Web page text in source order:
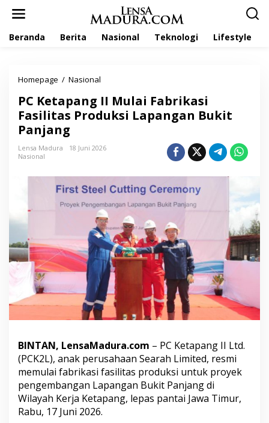
Beranda Berita Nasional Teknologi Lifestyle
Homepage / Nasional
e
t
p
g
I
M
u
l
a
i
F
a
r
i
k
i
F
a
s
l
i
PC Ketapang II Mulai Fabrikasi
Fasilitas Produksi Lapangan Bukit
Panjang
Lensa Madura
18 Juni 2026
Nasional
BINTAN, LensaMadura.com – PC Ketapang II Ltd.
(PCK2L), anak perusahaan Searah Limited, resmi
memulai fabrikasi fasilitas produksi untuk proyek
pengembangan Lapangan Bukit Panjang di
Wilayah Kerja Ketapang, lepas pantai Jawa Timur,
Rabu, 17 Juni 2026.